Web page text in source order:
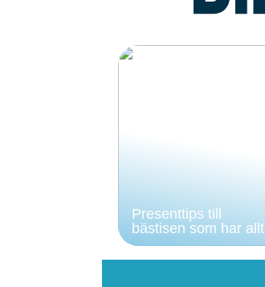
Presenttips till
bästisen som har allt